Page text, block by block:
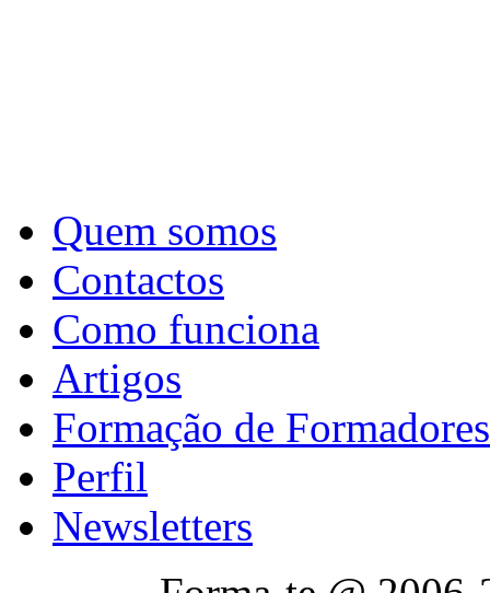
Quem somos
Contactos
Como funciona
Artigos
Formação de Formadores
Perfil
Newsletters